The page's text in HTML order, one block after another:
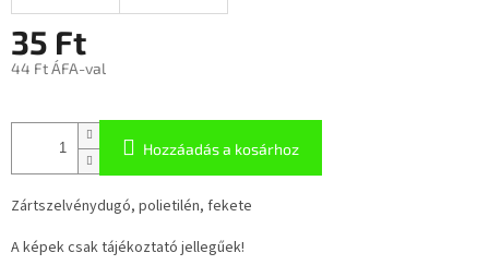
35 Ft
44 Ft ÁFA-val
Hozzáadás a kosárhoz
Zártszelvénydugó, polietilén, fekete
A képek csak tájékoztató jellegűek!